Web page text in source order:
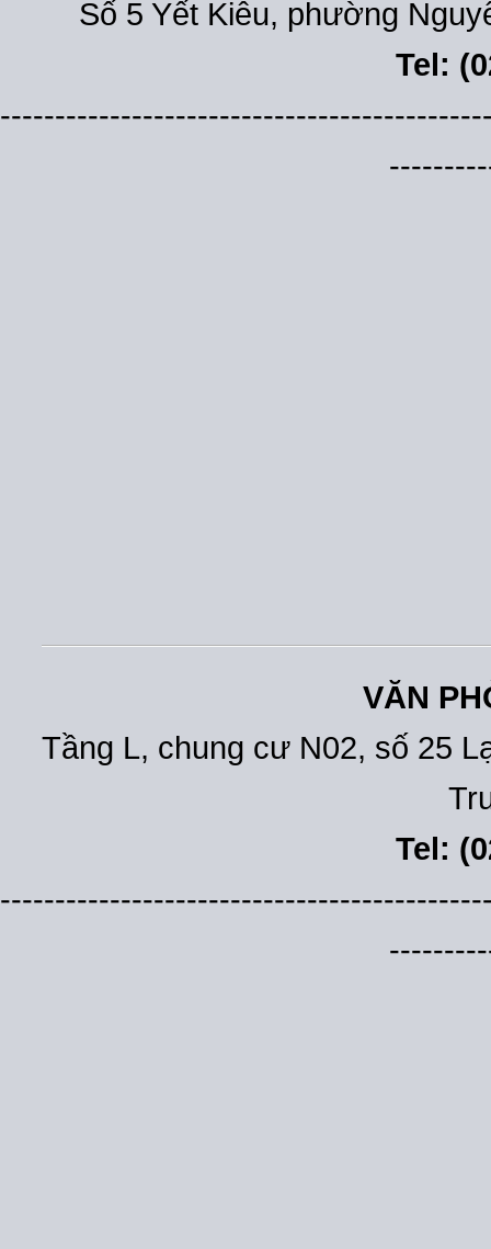
Số 5 Yết Kiêu, phường
Tel:
VĂN
Tầng L, chung cư N02, số 25
Tel: